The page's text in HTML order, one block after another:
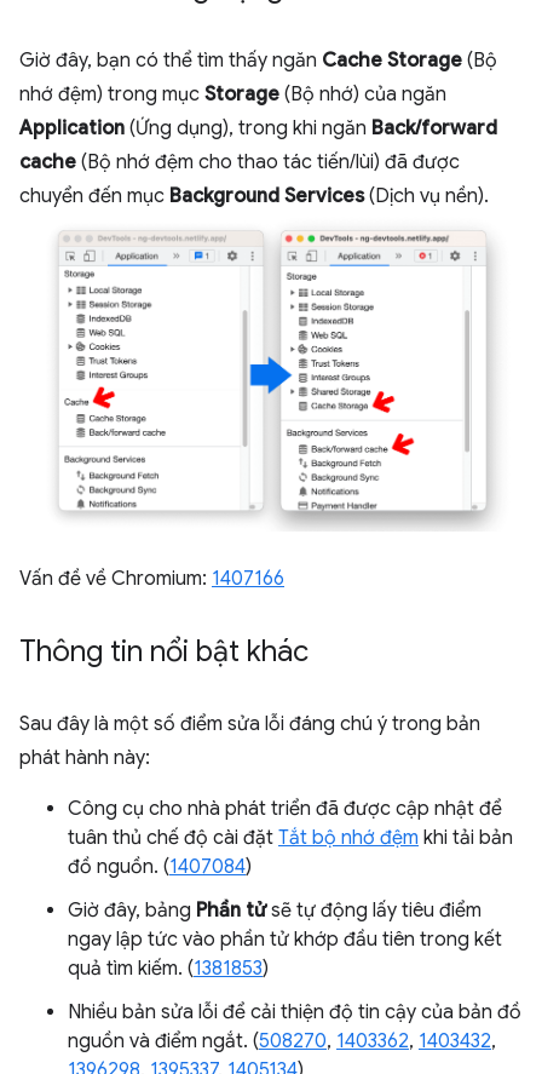
Giờ đây, bạn có thể tìm thấy ngăn Cache Storage (Bộ
nhớ đệm) trong mục Storage (Bộ nhớ) của ngăn
Application (Ứng dụng), trong khi ngăn Back/forward
cache (Bộ nhớ đệm cho thao tác tiến/lùi) đã được
chuyển đến mục Background Services(Dịch vụ nền).
Vấn đề về Chromium: 1407166
Thông tin nổi bật khác
Sau đây là một số điểm sửa lỗi đáng chú ý trong bản
phát hành này:
Công cụ cho nhà phát triển đã được cập nhật để
tuân thủ chế độ cài đặt Tắt bộ nhớ đệm khi tải bản
đồ nguồn. (1407084)
Giờ đây, bảng Phần tửsẽ tự động lấy tiêu điểm
ngay lập tức vào phần tử khớp đầu tiên trong kết
quả tìm kiếm. (1381853)
Nhiều bản sửa lỗi để cải thiện độ tin cậy của bản đồ
nguồn và điểm ngắt. (508270, 1403362, 1403432,